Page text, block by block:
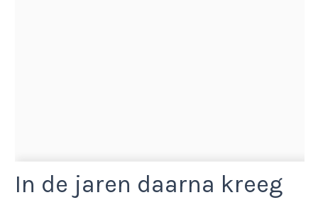
In de jaren daarna kreeg